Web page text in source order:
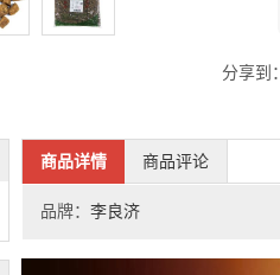
分享到
商品详情 商品评论
品牌： 李良济